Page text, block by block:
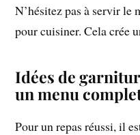
N’hésitez pas à servir le
pour cuisiner. Cela crée
Idées de
un menu
Pour un repas réussi, il